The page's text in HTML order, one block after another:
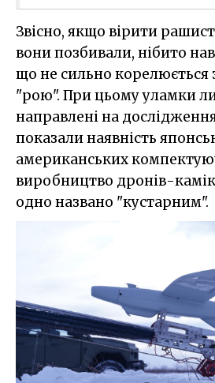
Звісно, якщо вірити
вони позбивали, нібито
що не сильно корелюється
"рою". При цьому уламки
направлені на
показали наявність
американських
виробництво дронів-
одно названо "кустарним".